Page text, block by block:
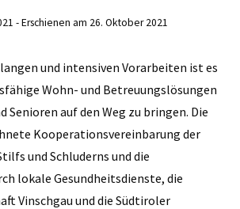
- Erschienen am 26. Oktober 2021
und intensiven Vorarbeiten ist es
Wohn- und Betreuungslösungen
Senioren auf den Weg zu bringen. Die
Kooperationsvereinbarung der
und Schluderns und die
lokale Gesundheitsdienste, die
Vinschgau und die Südtiroler